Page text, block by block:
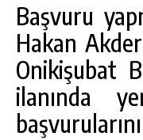
Başvuru
Hakan
Onikişubat
ilanında